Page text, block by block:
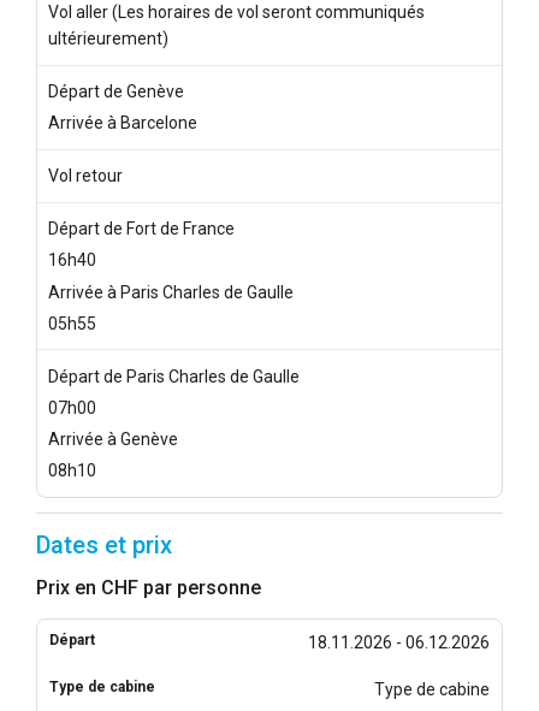
Vol aller (Les horaires de vol seront communiqués
ultérieurement)
Départ de Genève
Arrivée à Barcelone
Vol retour
Départ de Fort de France
16h40
Arrivée à Paris Charles de Gaulle
05h55
Départ de Paris Charles de Gaulle
07h00
Arrivée à Genève
08h10
Dates et prix
Prix en CHF par personne
18.11.2026 - 06.12.2026
Type de cabine